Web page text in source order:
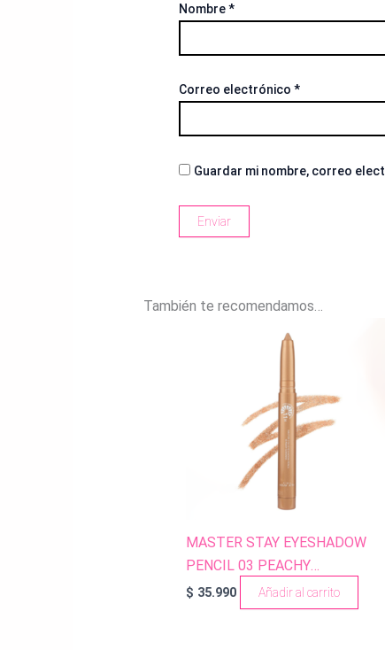
Nombre*
Correo electrónico *
Guardar mi nombre, correo
También te recomendamos…
MASTER STAY EYESHADOW
PENCIL 03 PEACHY
GLOSSINESS
$ 35.990 Añadir al carrito